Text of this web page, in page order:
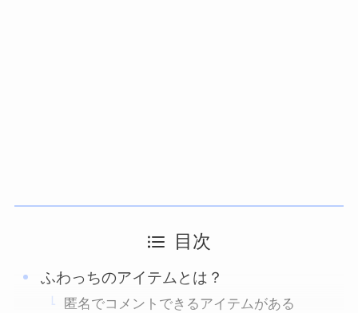
目次
ふわっちのアイテムとは？
匿名でコメントできるアイテムがある